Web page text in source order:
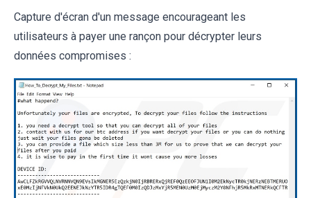
Capture d'écran d'un message encourageant les
utilisateurs à payer une rançon pour décrypter leurs
données compromises :